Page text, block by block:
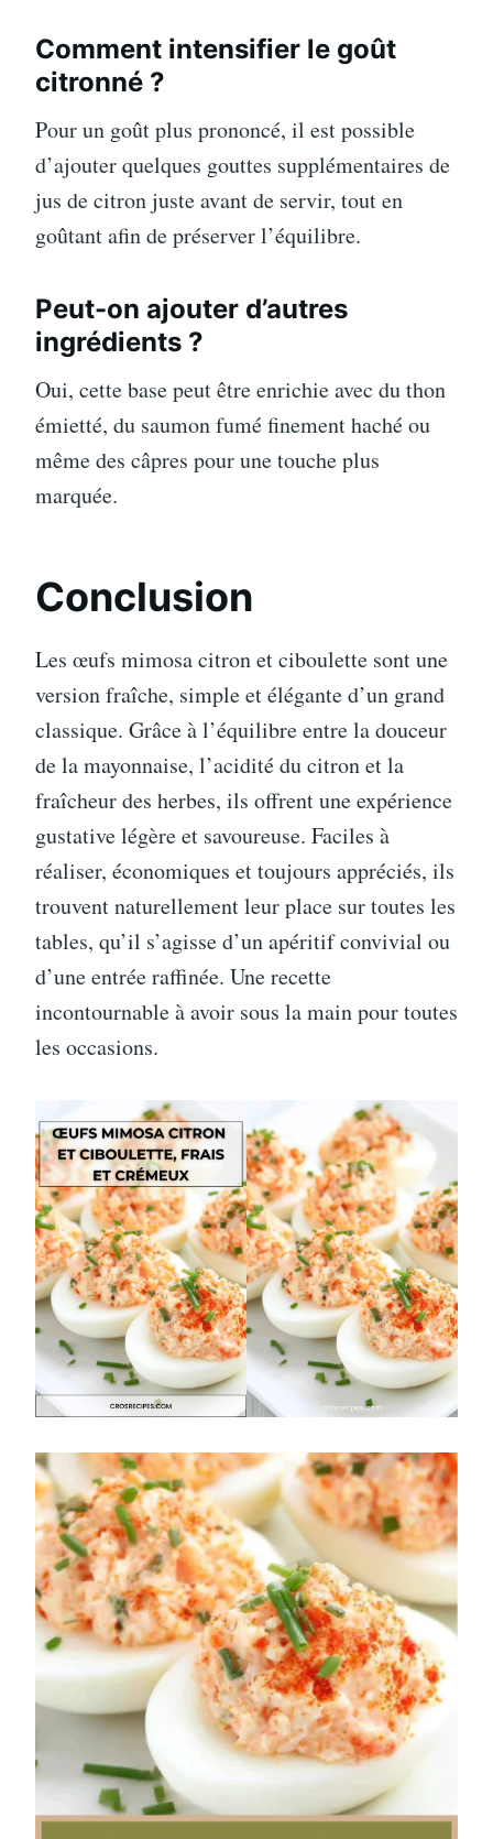
Comment intensifier le goût
citronné ?
Pour un goût plus prononcé, il est possible
d’ajouter quelques gouttes supplémentaires de
jus de citron juste avant de servir, tout en
goûtant afin de préserver l’équilibre.
Peut-on ajouter d’autres
ingrédients ?
Oui, cette base peut être enrichie avec du thon
émietté, du saumon fumé finement haché ou
même des câpres pour une touche plus
marquée.
Conclusion
Les œufs mimosa citron et ciboulette sont une
version fraîche, simple et élégante d’un grand
classique. Grâce à l’équilibre entre la douceur
de la mayonnaise, l’acidité du citron et la
fraîcheur des herbes, ils offrent une expérience
gustative légère et savoureuse. Faciles à
réaliser, économiques et toujours appréciés, ils
trouvent naturellement leur place sur toutes les
tables, qu’il s’agisse d’un apéritif convivial ou
d’une entrée raffinée. Une recette
incontournable à avoir sous la main pour toutes
les occasions.